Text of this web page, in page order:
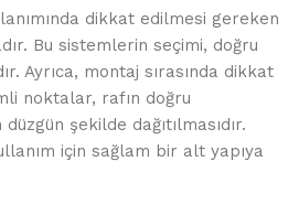
dikkat edilmesi gereken
Bu sistemlerin seçimi, doğru
Ayrıca, montaj sırasında dikkat
noktalar, rafın doğru
şekilde dağıtılmasıdır.
için sağlam bir alt yapıya